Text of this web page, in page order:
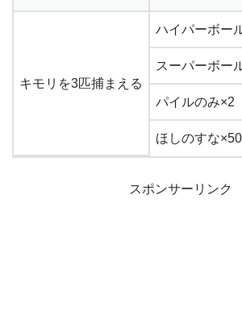
キモリを3匹捕まえる
ハイパーボー
スーパーボー
パイルのみ×2
ほしのすな
スポンサーリンク